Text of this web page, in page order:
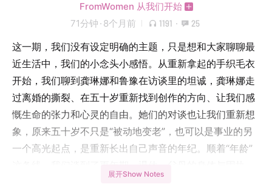
FromWomen 从我们开始
71分钟 · 8个月前 1191 · 25
这一期，我们没有设定明确的主题，只是想和大家聊聊最
近生活中，我们的小念头小感悟。从重新拿起的手织毛衣
开始，我们聊到龚琳娜和鲁豫在访谈里的坦诚，龚琳娜走
过离婚的撕裂、在五十岁重新找到创作的方向、让我们感
慨生命的张力和心灵的自由。她们的对谈也让我们重新想
象，原来五十岁不只是“被动地变老”，也可以是事业的另
一个高光起点，是重新长出自己声音的年纪。顺着“年龄”
展开Show Notes